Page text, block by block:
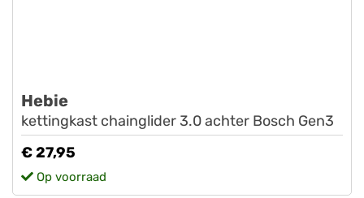
Hebie
kettingkast chainglider 3.0 achter Bosch Gen3
€ 27,95
Op voorraad